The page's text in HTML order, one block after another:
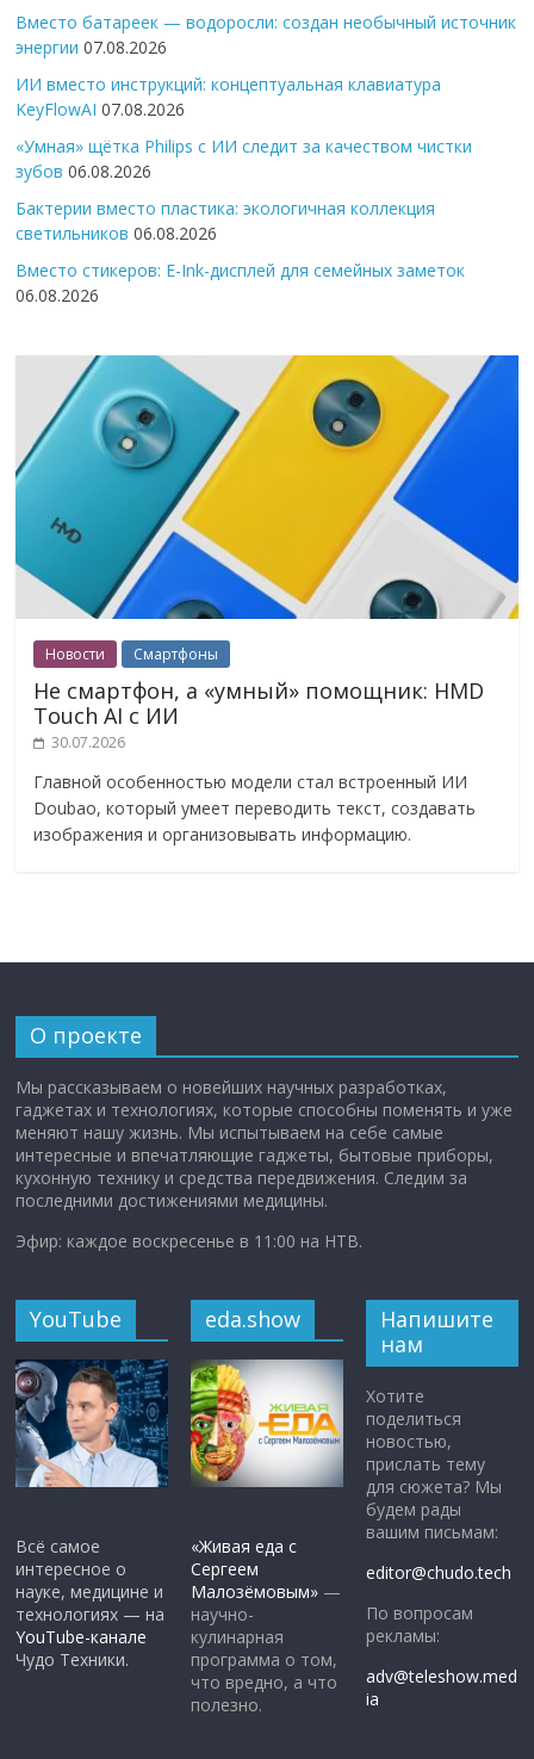
Вместо батареек — водоросли: создан необычный источник
энергии 07.08.2026
ИИ вместо инструкций: концептуальная клавиатура
KeyFlowAI 07.08.2026
«Умная» щётка Philips с ИИ следит за качеством чистки
зубов 06.08.2026
Бактерии вместо пластика: экологичная коллекция
светильников 06.08.2026
Вместо стикеров: E-Ink-дисплей для семейных заметок
06.08.2026
Новости Смартфоны
Не смартфон, а «умный» помощник: HMD
Touch AI с ИИ
30.07.2026
Главной особенностью модели стал встроенный ИИ
Doubao, который умеет переводить текст, создавать
изображения и организовывать информацию.
О проекте
Мы рассказываем о новейших научных разработках,
гаджетах и технологиях, которые способны поменять и уже
меняют нашу жизнь. Мы испытываем на себе самые
интересные и впечатляющие гаджеты, бытовые приборы,
кухонную технику и средства передвижения. Следим за
последними достижениями медицины.
Эфир: каждое воскресенье в 11:00 на НТВ.
YouTube
Всё самое
интересное о
науке, медицине и
технологиях — на
YouTube-канале
Чудо Техники.
eda.show
«Живая еда с
Сергеем
Малозёмовым» —
научно-
кулинарная
программа о том,
что вредно, а что
полезно.
Напишите
нам
Хотите
поделиться
новостью,
прислать тему
для сюжета? Мы
будем рады
вашим письмам:
editor@chudo.tech
По вопросам
рекламы:
adv@teleshow.med
ia